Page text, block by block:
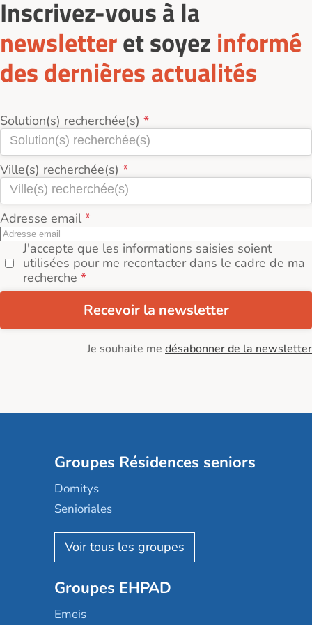
réel (loyer + services + charges incluses).
Inscrivez-vous à la
newsletteret soyez informé
des dernières actualités
Solution(s) recherchée(s)
Ville(s) recherchée(s)
Adresse email
J'accepte que les informations saisies soient
utilisées pour me recontacter dans le cadre de ma
recherche
Recevoir la newsletter
Je souhaite me désabonner de la newsletter
Groupes Résidences seniors
Domitys
Senioriales
Nohée
Les Résidentiels
Mobicap
Domusvi
Groupes EHPAD
Emeis